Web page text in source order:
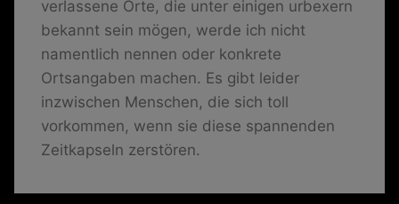
verlassene Orte, die unter einigen urbexern
bekannt sein mögen, werde ich nicht
namentlich nennen oder konkrete
Ortsangaben machen. Es gibt leider
inzwischen Menschen, die sich toll
vorkommen, wenn sie diese spannenden
Zeitkapseln zerstören.